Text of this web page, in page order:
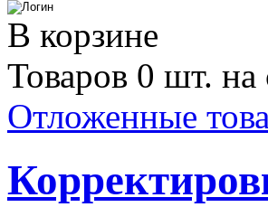
В корзине
Товаров 0 шт.
Отложенные